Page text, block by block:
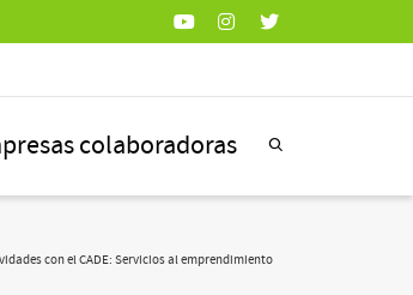
colaboradoras
con el CADE: Servicios al emprendimiento